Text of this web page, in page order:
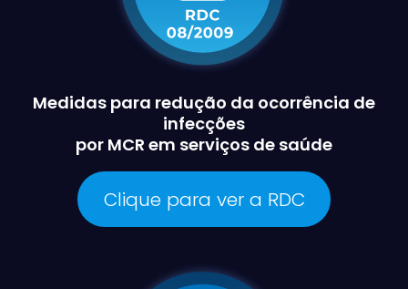
Medidas para redução da ocorrência de
infecções
por MCR em serviços de saúde
Clique para ver a RDC